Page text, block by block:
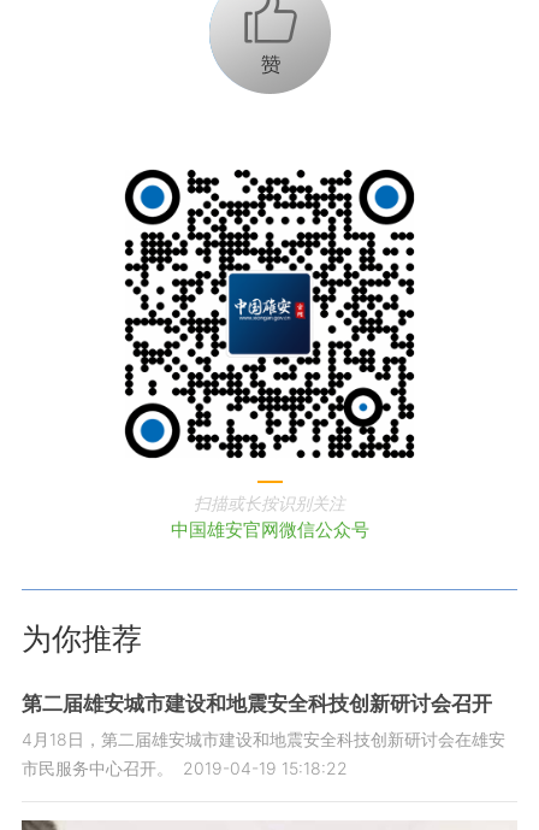
+1
扫描或长按识别关注
中国雄安官网微信公众号
为你推荐
第二届雄安城市建设和地震安全科技创新研讨会召开
4月18日，第二届雄安城市建设和地震安全科技创新研讨会在雄安
市民服务中心召开。
2019-04-19 15:18:22